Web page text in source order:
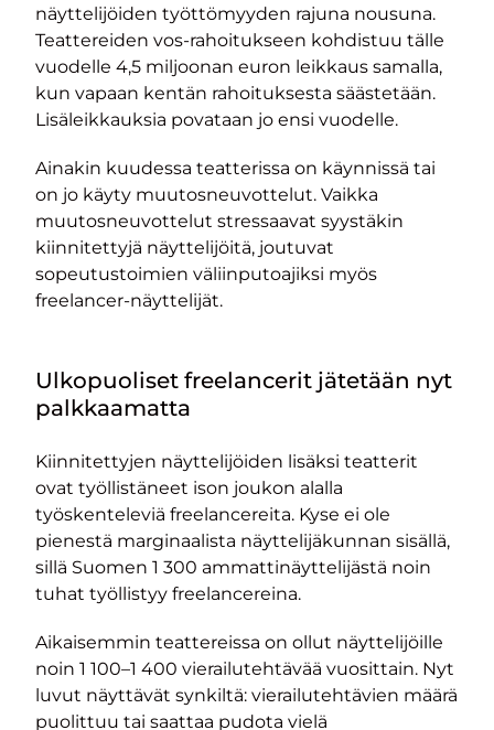
näyttelijöiden työttömyyden rajuna nousuna.
Teattereiden vos-rahoitukseen kohdistuu tälle
vuodelle 4,5 miljoonan euron leikkaus samalla,
kun vapaan kentän rahoituksesta säästetään.
Lisäleikkauksia povataan jo ensi vuodelle.
Ainakin kuudessa teatterissa on käynnissä tai
on jo käyty muutosneuvottelut. Vaikka
muutosneuvottelut stressaavat syystäkin
kiinnitettyjä näyttelijöitä, joutuvat
sopeutustoimien väliinputoajiksi myös
freelancer-näyttelijät.
Ulkopuoliset freelancerit jätetään nyt
palkkaamatta
Kiinnitettyjen näyttelijöiden lisäksi teatterit
ovat työllistäneet ison joukon alalla
työskenteleviä freelancereita. Kyse ei ole
pienestä marginaalista näyttelijäkunnan sisällä,
sillä Suomen 1 300 ammattinäyttelijästä noin
tuhat työllistyy freelancereina.
Aikaisemmin teattereissa on ollut näyttelijöille
noin 1 100–1 400 vierailutehtävää vuosittain. Nyt
luvut näyttävät synkiltä: vierailutehtävien määrä
puolittuu tai saattaa pudota vielä